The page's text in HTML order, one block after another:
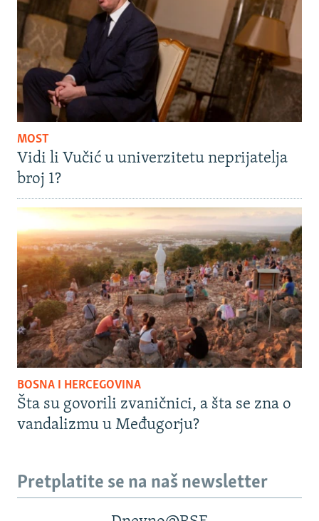
MOST
Vidi li Vučić u univerzitetu neprijatelja
broj 1?
BOSNA I HERCEGOVINA
Šta su govorili zvaničnici, a šta se zna o
vandalizmu u Međugorju?
Pretplatite se na naš newsletter